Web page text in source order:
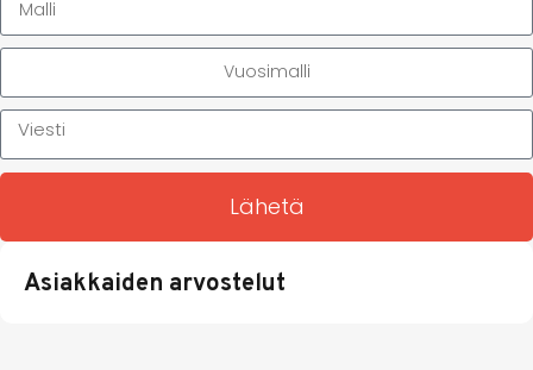
Lähetä
Asiakkaiden arvostelut